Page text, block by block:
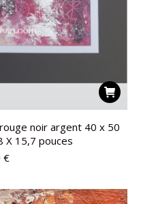
noir argent 40 x 50
X 15,7 pouces
€